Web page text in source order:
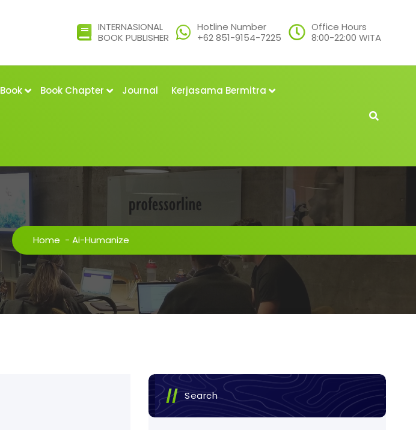
INTERNASIONAL
BOOK PUBLISHER
Hotline Number
+62 851-9154-7225
Office Hours
8:00-22:00 WITA
Book Book Chapter Journal Kerjasama Bermitra
Home - Ai-Humanize
Search